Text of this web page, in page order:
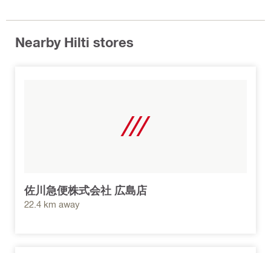
Nearby Hilti stores
佐川急便株式会社 広島店
22.4 km away